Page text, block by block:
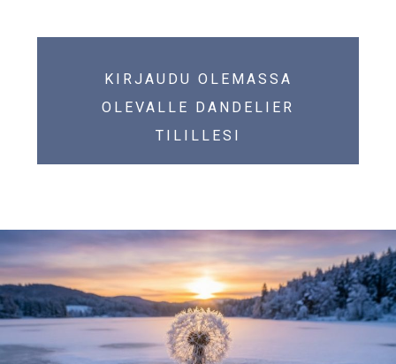
KIRJAUDU OLEMASSA
OLEVALLE DANDELIER
TILILLESI